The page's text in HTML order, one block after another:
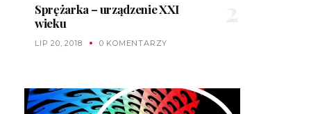
Sprężarka – urządzenie XXI
wieku
LIP 20, 2018 0 KOMENTARZY